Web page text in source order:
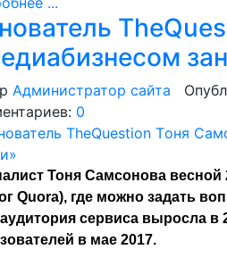
Администратор сайта
0
Тоня Самсонова весной
Quora), где можно задать
аудитория сервиса выросла
в мае 2017.